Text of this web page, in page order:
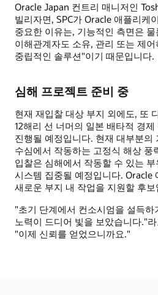
Oracle Japan 컨트리 매니저인
빌리자면, SPC가 Oracle 애플리케
중요한 이유는, 기능적인 측면은
이해관계자도 소유, 관리 또는 제
중립적인 솔루션"이기 때문입니다.
심해 프로젝트 준비 중
현재 재입찰 대상 부지 외에도, 또
12해리 선 너머의 일본 배타적 경
진행될 예정입니다. 현재 대부분의
수심에서 작동하는 고정식 해상 풍
입찰은 심해에서 작동할 수 있는
시스템 집중될 예정입니다. Oracle
새로운 부지 내 작업을 지원할 후보
"초기 단계에서 컨소시엄을 설득
노력이 드디어 빛을 보았습니다."
"이제 신뢰를 얻었으니까요."